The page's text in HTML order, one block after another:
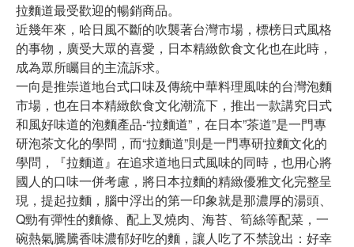
拉麵道最受歡迎的暢銷商品。
近幾年來，哈日風不斷的吹襲著台灣市場，標榜日式風格
的事物，廣受大眾的喜愛，日本精緻飲食文化也在此時，
成為眾所矚目的主流訴求。
一向是推崇道地台式口味及傳統中華料理風味的台灣泡麵
市場，也在日本精緻飲食文化潮流下，推出一款講究日式
和風好味道的泡麵產品-“拉麵道”，在日本”茶道”是一門專
研泡茶文化的學問，而“拉麵道”則是一門專研拉麵文化的
學問，『拉麵道』在追求道地日式風味的同時，也用心將
國人的口味一併考慮，將日本拉麵的精緻優雅文化完整呈
現，提起拉麵，腦中浮出的第一印象就是那濃厚的湯頭、
Q勁有彈性的麵條、配上叉燒肉、海苔、筍絲等配菜，一
碗熱氣騰騰香味濃郁好吃的麵，讓人吃了不禁說出：好幸